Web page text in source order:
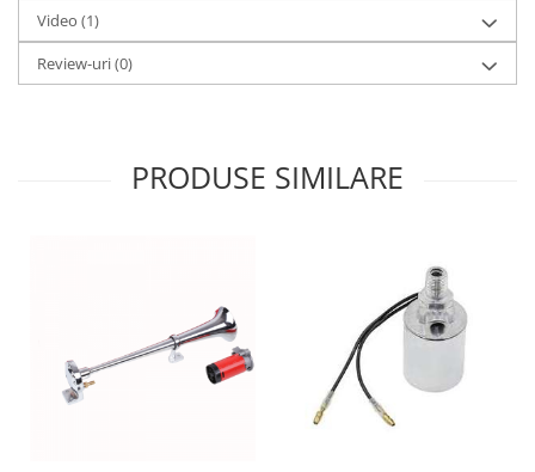
Video (1)
Review-uri(0)
PRODUSE SIMILARE